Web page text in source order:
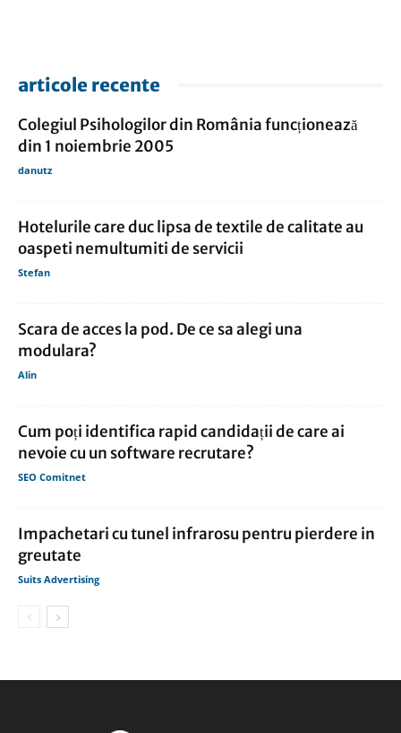
articole recente
Colegiul Psihologilor din România funcționează
din 1 noiembrie 2005
danutz
Hotelurile care duc lipsa de textile de calitate au
oaspeti nemultumiti de servicii
Stefan
Scara de acces la pod. De ce sa alegi una
modulara?
Alin
Cum poți identifica rapid candidații de care ai
nevoie cu un software recrutare?
SEO Comitnet
Impachetari cu tunel infrarosu pentru pierdere in
greutate
Suits Advertising